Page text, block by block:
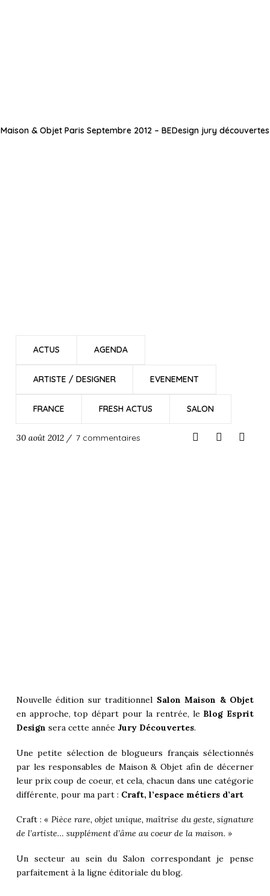
Maison & Objet Paris Septembre 2012 – BEDesign jury découvertes
ACTUS AGENDA
ARTISTE / DESIGNER EVENEMENT
FRANCE FRESH ACTUS SALON
30 août 2012 / 7 commentaires
Nouvelle édition sur traditionnel Salon Maison & Objet
en approche, top départ pour la rentrée, le Blog Esprit
Design sera cette année Jury Découvertes.
Une petite sélection de blogueurs français sélectionnés
par les responsables de Maison & Objet afin de décerner
leur prix coup de coeur, et cela, chacun dans une catégorie
différente, pour ma part : Craft, l’espace métiers d’art
Craft : « Pièce rare, objet unique, maîtrise du geste, signature
de l’artiste… supplément d’âme au coeur de la maison. »
Un secteur au sein du Salon correspondant je pense
parfaitement à la ligne éditoriale du blog.